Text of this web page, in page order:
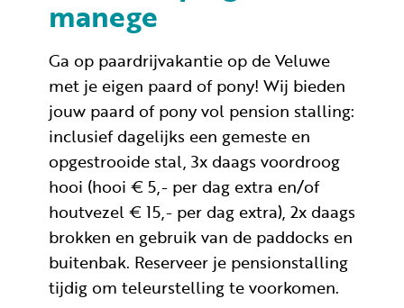
manege
Ga op paardrijvakantie op de Veluwe
met je eigen paard of pony! Wij bieden
jouw paard of pony vol pension stalling:
inclusief dagelijks een gemeste en
opgestrooide stal, 3x daags voordroog
hooi (hooi € 5,- per dag extra en/of
houtvezel € 15,- per dag extra), 2x daags
brokken en gebruik van de paddocks en
buitenbak. Reserveer je pensionstalling
tijdig om teleurstelling te voorkomen.